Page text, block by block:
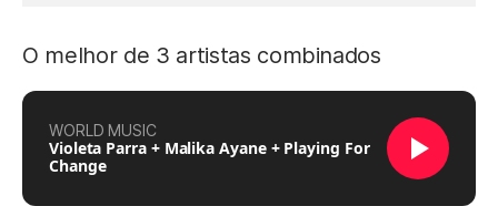
O melhor de 3 artistas combinados
WORLD MUSIC
Violeta Parra + Malika Ayane + Playing For
Change